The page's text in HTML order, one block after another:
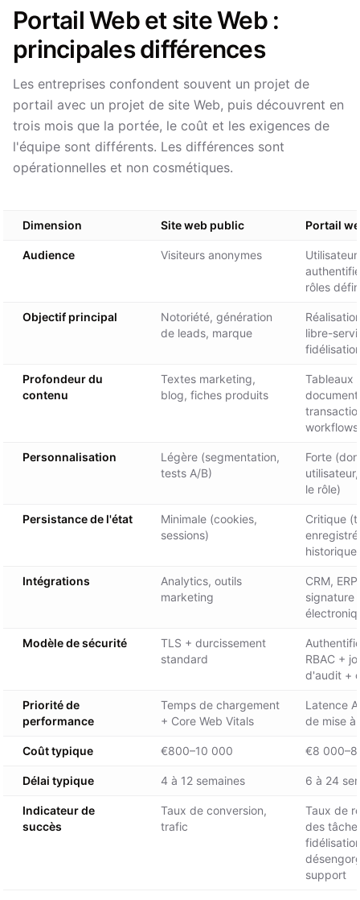
Portail Web et site Web :
principales différences
Les entreprises confondent souvent un projet de
portail avec un projet de site Web, puis découvrent en
trois mois que la portée, le coût et les exigences de
l'équipe sont différents. Les différences sont
opérationnelles et non cosmétiques.
Dimension Site web public Portail
Audience Visiteurs anonymes
rôles
Objectif principal
Notoriété, génération
de leads, marque
libre-
Profondeur du
contenu
Textes marketing,
blog, fiches produits
Tableaux
workflows
Personnalisation
Légère (segmentation,
tests A/B)
Forte
le rôle)
Persistance de l'état
Minimale (cookies,
sessions)
Critique
historique)
Intégrations
Analytics, outils
marketing
CRM,
signature
Modèle de sécurité
TLS + durcissement
standard
RBAC +
d'audit +
Priorité de
performance
Temps de chargement
+ Core Web Vitals
Latence
de mise à
Coût typique €800–10 000 €8
Délai typique 4 à 12 semaines 6 à 24
Indicateur de
succès
Taux de conversion,
trafic
Taux de
des
support